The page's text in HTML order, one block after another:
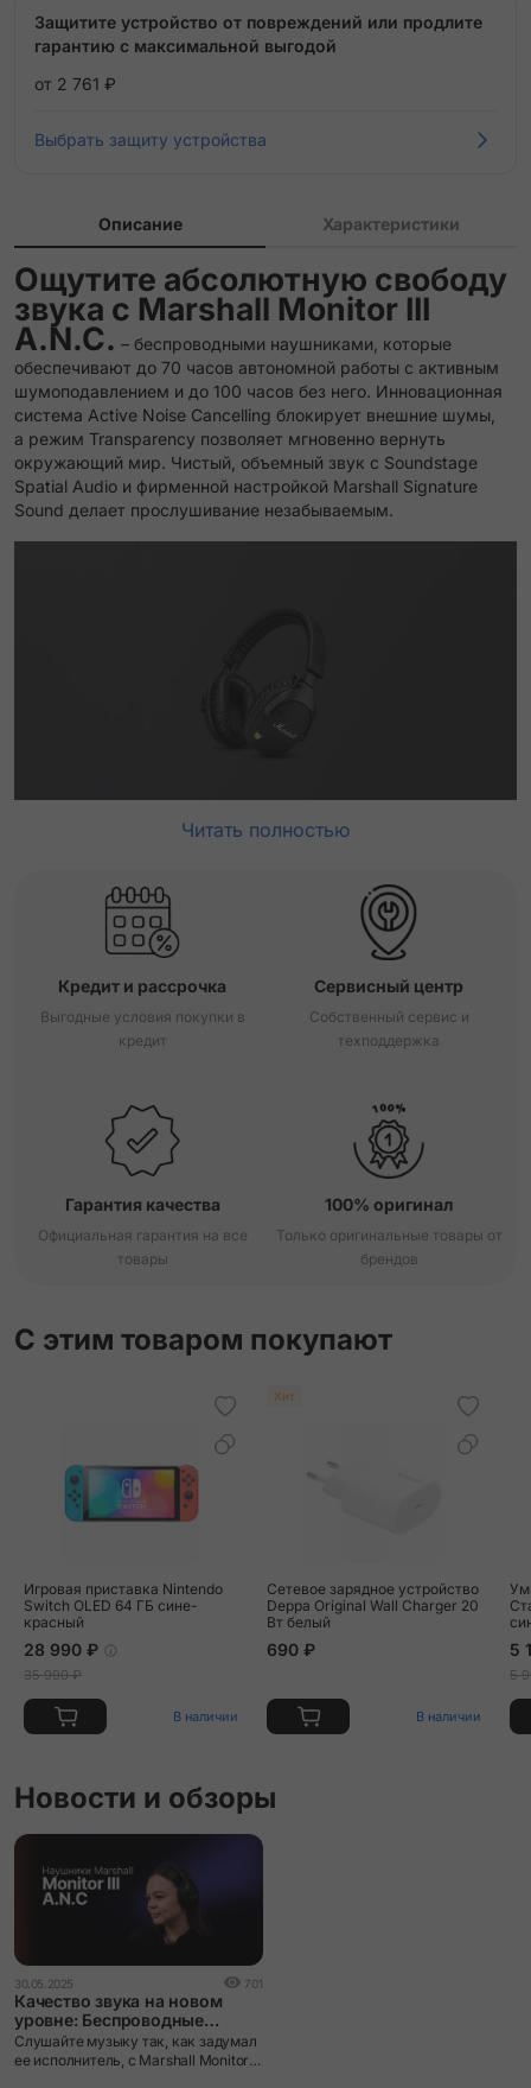
Защитите устройство от повреждений или продлите
гарантию с максимальной выгодой
от 2 761 ₽
Выбрать защиту устройства
Описание Характеристики
Ощутите абсолютную свободу
звука с Marshall Monitor III
A.N.C. – беспроводными наушниками, которые
обеспечивают до 70 часов автономной работы с активным
шумоподавлением и до 100 часов без него. Инновационная
система Active Noise Cancelling блокирует внешние шумы,
а режим Transparency позволяет мгновенно вернуть
окружающий мир. Чистый, объемный звук с Soundstage
Spatial Audio и фирменной настройкой Marshall Signature
Sound делает прослушивание незабываемым.
Читать полностью
Кредит и рассрочка
Выгодные условия покупки в
кредит
Сервисный центр
Собственный сервис и
техподдержка
Гарантия качества
Официальная гарантия на все
товары
100% оригинал
Только оригинальные товары от
брендов
С этим товаром покупают
Игровая приставка Nintendo
Switch OLED 64 ГБ сине-
красный
28 990 ₽
35 990 ₽
В наличии
Хит
Сетевое зарядное устройство
Deppa Original Wall Charger 20
Вт белый
690 ₽
В наличии
5
5
Новости и обзоры
30.05.2025 701
Качество звука на новом
уровне: Беспроводные
наушники Marshall Monitor III
A.N.C
Слушайте музыку так, как задумал
ее исполнитель, с Marshall Monitor